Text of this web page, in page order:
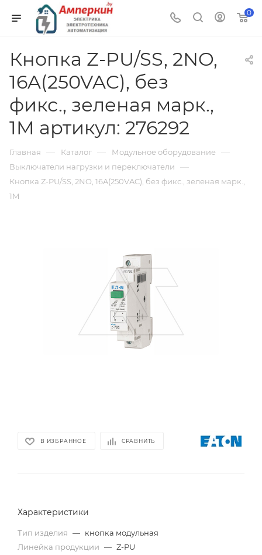
0
Кнопка Z-PU/SS, 2NO,
16A(250VAC), без
фикс., зеленая марк.,
1M артикул: 276292
Главная — Каталог — Модульное оборудование —
Выключатели нагрузки и переключатели —
Кнопка Z-PU/SS, 2NO, 16A(250VAC), без фикс., зеленая марк.,
1M
В ИЗБРАННОЕ СРАВНИТЬ
Характеристики
Тип изделия — кнопка модульная
Линейка продукции — Z-PU